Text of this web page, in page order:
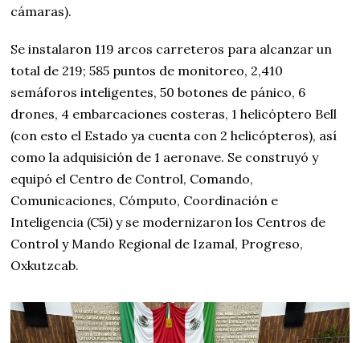
cámaras).
Se instalaron 119 arcos carreteros para alcanzar un
total de 219; 585 puntos de monitoreo, 2,410
semáforos inteligentes, 50 botones de pánico, 6
drones, 4 embarcaciones costeras, 1 helicóptero Bell
(con esto el Estado ya cuenta con 2 helicópteros), así
como la adquisición de 1 aeronave. Se construyó y
equipó el Centro de Control, Comando,
Comunicaciones, Cómputo, Coordinación e
Inteligencia (C5i) y se modernizaron los Centros de
Control y Mando Regional de Izamal, Progreso,
Oxkutzcab.